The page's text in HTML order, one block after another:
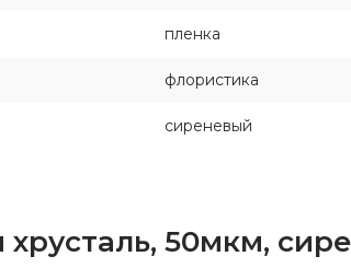
пленка
флористика
сиреневый
50мкм,